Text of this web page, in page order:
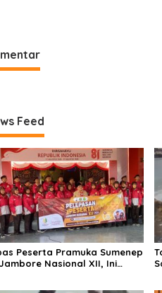
Feed
Peserta Pramuka Sumenep
Nasional XII, Ini